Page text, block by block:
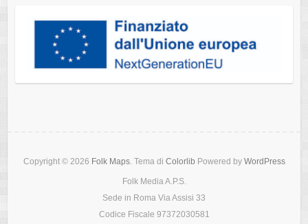
Copyright © 2026 Folk Maps. Tema di Colorlib Powered by WordPress
Folk Media A.P.S.
Sede in Roma Via Assisi 33
Codice Fiscale 97372030581